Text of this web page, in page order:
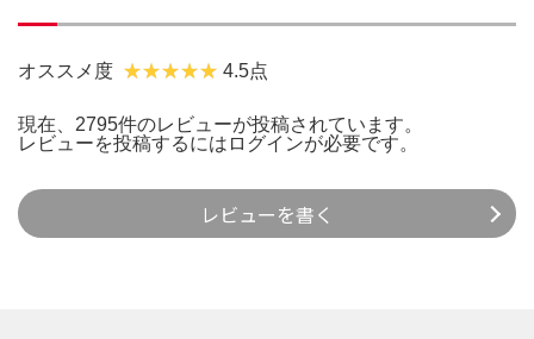
オススメ度 4.5点
現在、2795件のレビューが投稿されています。
レビューを投稿するには ログインが必要です。
レビューを書く